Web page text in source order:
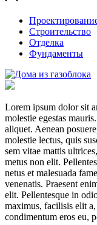
Строительство
Отделка
Фундаменты
Lorem ipsum dolor sit
molestie egestas
aliquet. Aenean
molestie lectus, quis
sem vitae mattis
metus non elit.
netus et malesuada
venenatis. Praesent
elit. Pellentesque in
maximus, facilisis elit
condimentum eros eu,